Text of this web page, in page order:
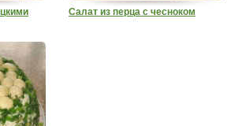
Салат из перца с чесноком